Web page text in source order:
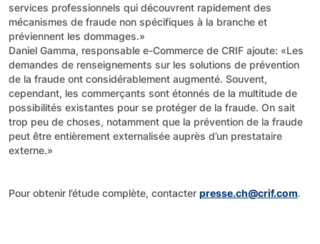
services professionnels qui découvrent rapidement des
mécanismes de fraude non spécifiques à la branche et
préviennent les dommages.»
Daniel Gamma, responsable e-Commerce de CRIF ajoute: «Les
demandes de renseignements sur les solutions de prévention
de la fraude ont considérablement augmenté. Souvent,
cependant, les commerçants sont étonnés de la multitude de
possibilités existantes pour se protéger de la fraude. On sait
trop peu de choses, notamment que la prévention de la fraude
peut être entièrement externalisée auprès d’un prestataire
externe.»
Pour obtenir l’étude complète, contacter presse.ch@crif.com.